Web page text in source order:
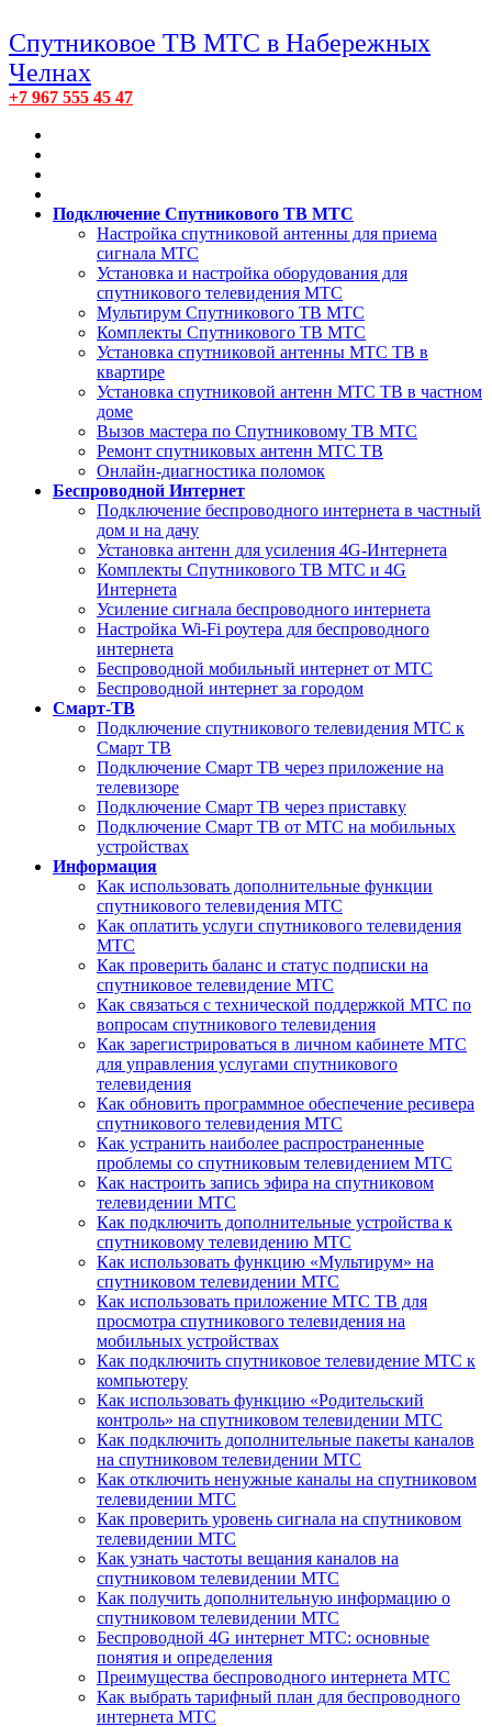
Спутниковое ТВ МТС в Набережных
Челнах
+7 967 555 45 47
Подключение Спутникового ТВ МТС
Настройка спутниковой антенны для приема
сигнала МТС
Установка и настройка оборудования для
спутникового телевидения МТС
Мультирум Спутникового ТВ МТС
Комплекты Спутникового ТВ МТС
Установка спутниковой антенны МТС ТВ в
квартире
Установка спутниковой антенн МТС ТВ в частном
доме
Вызов мастера по Спутниковому ТВ МТС
Ремонт спутниковых антенн МТС ТВ
Онлайн-диагностика поломок
Беспроводной Интернет
Подключение беспроводного интернета в частный
дом и на дачу
Установка антенн для усиления 4G-Интернета
Комплекты Спутникового ТВ МТС и 4G
Интернета
Усиление сигнала беспроводного интернета
Настройка Wi-Fi роутера для беспроводного
интернета
Беспроводной мобильный интернет от МТС
Беспроводной интернет за городом
Смарт-ТВ
Подключение спутникового телевидения МТС к
Смарт ТВ
Подключение Смарт ТВ через приложение на
телевизоре
Подключение Смарт ТВ через приставку
Подключение Смарт ТВ от МТС на мобильных
устройствах
Информация
Как использовать дополнительные функции
спутникового телевидения МТС
Как оплатить услуги спутникового телевидения
МТС
Как проверить баланс и статус подписки на
спутниковое телевидение МТС
Как связаться с технической поддержкой МТС по
вопросам спутникового телевидения
Как зарегистрироваться в личном кабинете МТС
для управления услугами спутникового
телевидения
Как обновить программное обеспечение ресивера
спутникового телевидения МТС
Как устранить наиболее распространенные
проблемы со спутниковым телевидением МТС
Как настроить запись эфира на спутниковом
телевидении МТС
Как подключить дополнительные устройства к
спутниковому телевидению МТС
Как использовать функцию «Мультирум» на
спутниковом телевидении МТС
Как использовать приложение МТС ТВ для
просмотра спутникового телевидения на
мобильных устройствах
Как подключить спутниковое телевидение МТС к
компьютеру
Как использовать функцию «Родительский
контроль» на спутниковом телевидении МТС
Как подключить дополнительные пакеты каналов
на спутниковом телевидении МТС
Как отключить ненужные каналы на спутниковом
телевидении МТС
Как проверить уровень сигнала на спутниковом
телевидении МТС
Как узнать частоты вещания каналов на
спутниковом телевидении МТС
Как получить дополнительную информацию о
спутниковом телевидении МТС
Беспроводной 4G интернет МТС: основные
понятия и определения
Преимущества беспроводного интернета МТС
Как выбрать тарифный план для беспроводного
интернета МТС